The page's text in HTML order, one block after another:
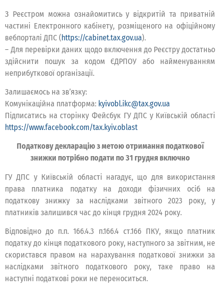
З Реєстром можна ознайомитись у відкритій та приватній
частині Електронного кабінету, розміщеного на офіційному
вебпорталі ДПС (https://cabinet.tax.gov.ua).
– Для перевірки даних щодо включення до Реєстру достатньо
здійснити пошук за кодом ЄДРПОУ або найменуванням
неприбуткової організації.
Залишаємось на зв’язку:
Комунікаційна платформа: kyivobl.ikc@tax.gov.ua
Підписатись на сторінку Фейсбук ГУ ДПС у Київській області
https://www.facebook.com/tax.kyiv.oblast
Податкову декларацію з метою отримання податкової
знижки потрібно подати по 31 грудня включно
ГУ ДПС у Київській області нагадує, що для використання
права платника податку на доходи фізичних осіб на
податкову знижку за наслідками звітного 2023 року, у
платників залишився час до кінця грудня 2024 року.
Відповідно до п.п. 166.4.3 п.166.4 ст.166 ПКУ, якщо платник
податку до кінця податкового року, наступного за звітним, не
скористався правом на нарахування податкової знижки за
наслідками звітного податкового року, таке право на
наступні податкові роки не переноситься.